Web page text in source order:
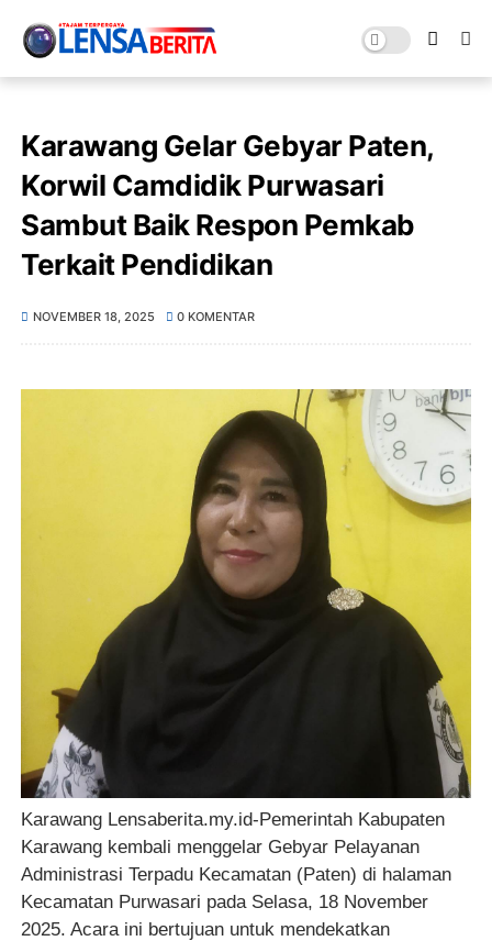
Karawang Gelar Gebyar Paten,
Korwil Camdidik Purwasari
Sambut Baik Respon Pemkab
Terkait Pendidikan
NOVEMBER 18, 2025 0 KOMENTAR
Karawang Lensaberita.my.id-Pemerintah Kabupaten
Karawang kembali menggelar Gebyar Pelayanan
Administrasi Terpadu Kecamatan (Paten) di halaman
Kecamatan Purwasari pada Selasa, 18 November
2025. Acara ini bertujuan untuk mendekatkan